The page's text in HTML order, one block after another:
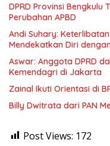
DPRD Provinsi Bengkulu
Perubahan APBD
Andi Suhary:
Mendekatkan Diri
Aswar: Anggota DPRD
Kemendagri di Jakarta
Zainal Ikuti Orientasi di
Billy Dwitrata dari PAN
Post Views: 172